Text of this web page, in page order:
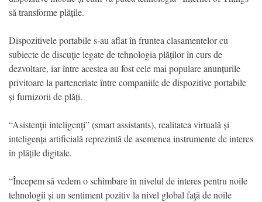
să transforme plățile.
Dispozitivele portabile s-au aflat în fruntea clasamentelor cu
subiecte de discuţie legate de tehnologia plăților în curs de
dezvoltare, iar între acestea au fost cele mai populare anunțurile
privitoare la parteneriate între companiile de dispozitive portabile
și furnizorii de plăți.
“Asistenţii inteligenţi” (smart assistants), realitatea virtuală și
inteligența artificială reprezintă de asemenea instrumente de interes
în plățile digitale.
“Începem să vedem o schimbare în nivelul de interes pentru noile
tehnologii și un sentiment pozitiv la nivel global faţă de noile